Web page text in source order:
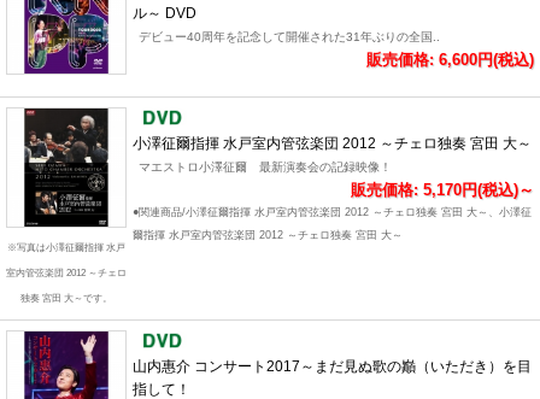
ル～ DVD
デビュー40周年を記念して開催された31年ぶりの全国..
販売価格: 6,600円(税込)
※写真は小澤征爾指揮 水戸
室内管弦楽団 2012 ～チェロ
独奏 宮田 大～です。
小澤征爾指揮 水戸室内管弦楽団 2012 ～チェロ独奏 宮田 大～
マエストロ小澤征爾 最新演奏会の記録映像！
販売価格: 5,170円(税込)～
●関連商品/小澤征爾指揮 水戸室内管弦楽団 2012 ～チェロ独奏 宮田 大～、小澤征
爾指揮 水戸室内管弦楽団 2012 ～チェロ独奏 宮田 大～
山内惠介 コンサート2017～まだ見ぬ歌の巓（いただき）を目
指して！